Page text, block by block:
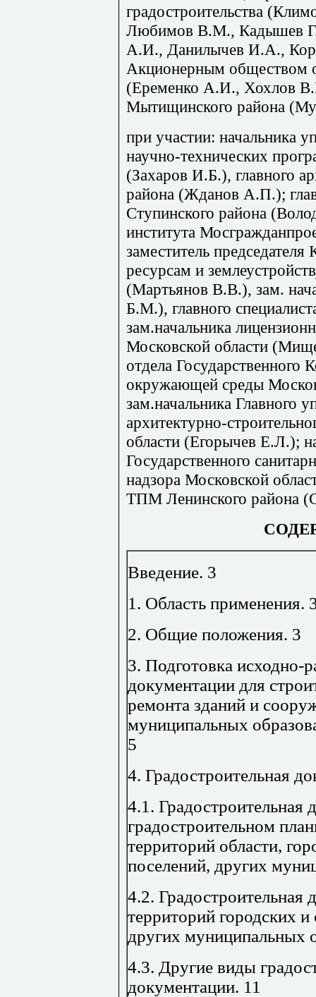
градостроительства
Любимов В.М., Кадышев
А.И., Данилычев И.А.,
Акционерным обществом
(Еременко А.И., Хохлов
Мытищинского района
при участии: начальника
научно-технических
(Захаров И.Б.), главного
района (Жданов А.П.);
Ступинского района
института
заместитель
ресурсам и
(Мартьянов В.В.), зам.
Б.М.), главного
зам.начальника
Московской области
отдела Государственного
окружающей среды
зам.начальника Главного
архитектурно-
области (Егорычев Е.Л.);
Государственного
надзора Московской
ТПМ Ленинского района
Введение. 3
1. Область применения.
2. Общие положения. 3
3. Подготовка исходно-
документации для
ремонта зданий и
муниципальных
5
4. Градостроительная
4.1. Градостроительная
градостроительном
территорий области,
поселений, других
4.2. Градостроительная
территорий городских и
других муниципальных
4.3. Другие виды
документации. 11